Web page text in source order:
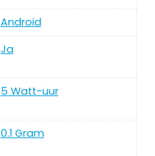
Android
Ja
5 Watt-uur
0.1 Gram